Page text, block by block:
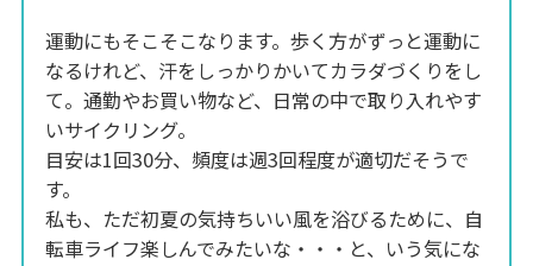
運動にもそこそこなります。歩く方がずっと運動に
なるけれど、汗をしっかりかいてカラダづくりをし
て。通勤やお買い物など、日常の中で取り入れやす
いサイクリング。
目安は1回30分、頻度は週3回程度が適切だそうで
す。
私も、ただ初夏の気持ちいい風を浴びるために、自
転車ライフ楽しんでみたいな・・・と、いう気にな